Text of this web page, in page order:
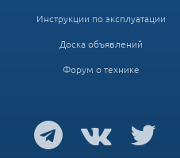
Инструкции по эксплуатации
Доска объявлений
Форум о технике